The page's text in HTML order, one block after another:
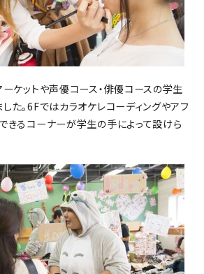
ケットや声優コース・俳優コースの学生
た。6Fではカラオケレコーディングやアフ
きるコーナーが学生の手によって設けら